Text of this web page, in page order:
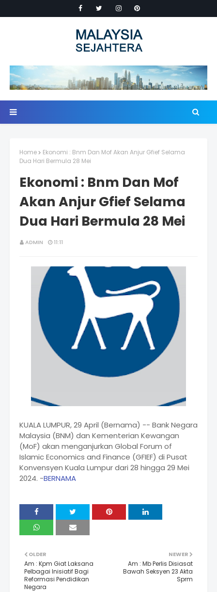
Home
Ekonomi : Bnm Dan Mof Akan Anjur Gfief Selama
Dua Hari Bermula 28 Mei
Ekonomi : Bnm Dan Mof
Akan Anjur Gfief Selama
Dua Hari Bermula 28 Mei
ADMIN 11:11
KUALA LUMPUR, 29 April (Bernama) -- Bank Negara
Malaysia (BNM) dan Kementerian Kewangan
(MoF) akan menganjurkan Global Forum of
Islamic Economics and Finance (GFIEF) di Pusat
Konvensyen Kuala Lumpur dari 28 hingga 29 Mei
2024. -BERNAMA
NEWER
Am : Mb Perlis Disiasat
Bawah Seksyen 23 Akta
Sprm
OLDER
Am : Kpm Giat Laksana
Pelbagai Inisiatif Bagi
Reformasi Pendidikan
Negara